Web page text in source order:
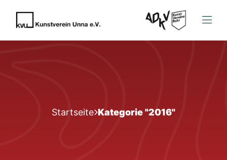
Startseite Kategorie "2016"